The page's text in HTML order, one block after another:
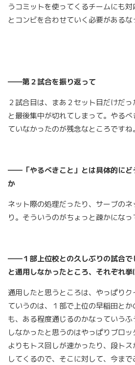
うコミットを使ってくるチームにも
とコンビを合わせていく必要があるな
――第２試合を振り返って
２試合目は、まあ２セット目だけだ
と最後集中が切れてしまって。やる
ていなかったのが残念なところですね。
――「やるべきこと」とは具体的にど
か
ネット際の処理だったり、サーブの
り。そういうのがちょっと疎かになっ
――１部上位校との久しぶりの試合で
と通用しなかったところ、それぞれ
通用したと思うところは、やっぱり
ていうのは、１部で上位の早稲田と
も、ある程度通じるのかなっていう
しなかったと思うのはやっぱりブロ
よりもトス回しが速かったり、段ト
してくるので、そこに対して、今ま